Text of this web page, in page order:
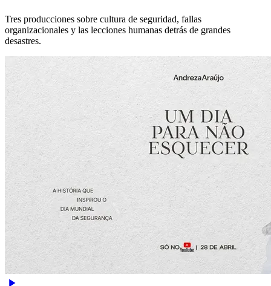
Tres producciones sobre cultura de seguridad, fallas
organizacionales y las lecciones humanas detrás de grandes
desastres.